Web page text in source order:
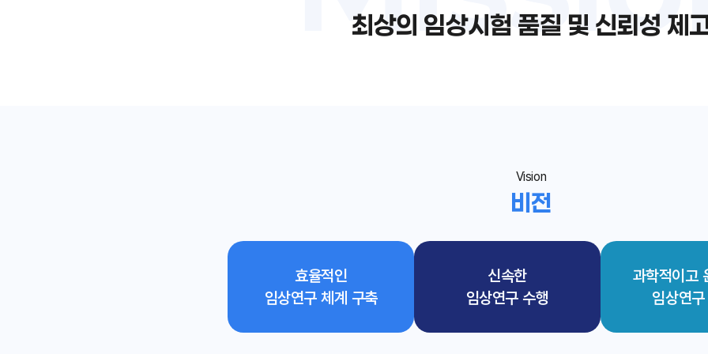
최상의 임상시험 품질 및 신뢰성 제
Vision
비전
효율적인
임상연구 체계 구축
신속한
임상연구 수행
과학적이고
임상연